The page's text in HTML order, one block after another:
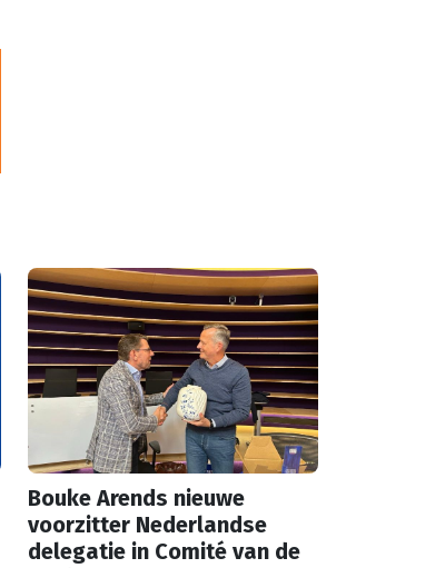
Bouke Arends nieuwe
voorzitter Nederlandse
delegatie in Comité van de